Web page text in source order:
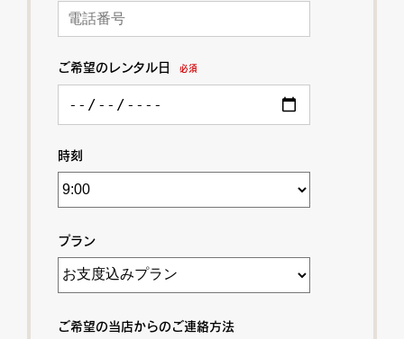
ご希望のレンタル日 必須
時刻
プラン
ご希望の当店からのご連絡方法